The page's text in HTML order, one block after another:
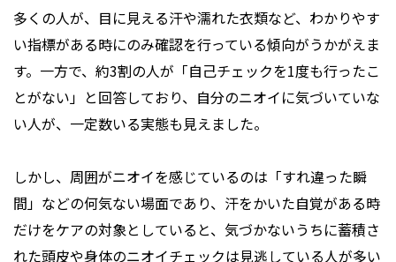
多くの人が、目に見える汗や濡れた衣類など、わかりやす
い指標がある時にのみ確認を行っている傾向がうかがえま
す。一方で、約3割の人が「自己チェックを1度も行ったこ
とがない」と回答しており、自分のニオイに気づいていな
い人が、一定数いる実態も見えました。
しかし、周囲がニオイを感じているのは「すれ違った瞬
間」などの何気ない場面であり、汗をかいた自覚がある時
だけをケアの対象としていると、気づかないうちに蓄積さ
れた頭皮や身体のニオイチェックは見逃している人が多い